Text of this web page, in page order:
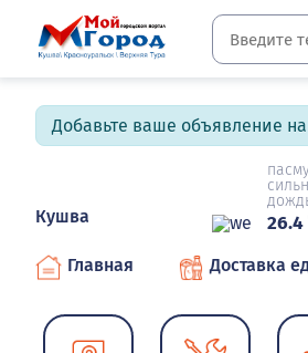
Добавьте ваше объявление
Кушва 26.4
Главная Доставка